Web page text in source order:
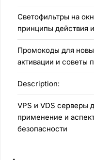
Светофильтры на
принципы действия
Промокоды для
активации и советы
Description:
VPS и VDS серверы
применение и
безопасности